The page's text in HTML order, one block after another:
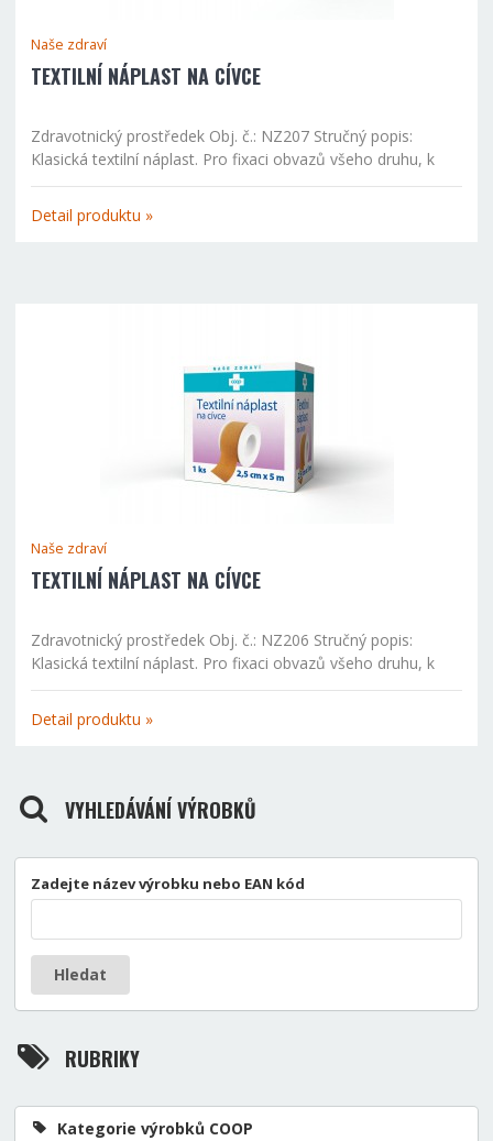
Naše zdraví
TEXTILNÍ NÁPLAST NA CÍVCE
Zdravotnický prostředek Obj. č.: NZ207 Stručný popis:
Klasická textilní náplast. Pro fixaci obvazů všeho druhu, k
upevnění sond, kanyl a podobně u pacientů s normální
citlivostí kůže. Při použití nutno dbát, aby pokožka byla...
Detail produktu »
Naše zdraví
TEXTILNÍ NÁPLAST NA CÍVCE
Zdravotnický prostředek Obj. č.: NZ206 Stručný popis:
Klasická textilní náplast. Pro fixaci obvazů všeho druhu, k
upevnění sond, kanyl a podobně u pacientů s normální
citlivostí kůže. Při použití nutno dbát, aby pokožka byla...
Detail produktu »
VYHLEDÁVÁNÍ VÝROBKŮ
Zadejte název výrobku nebo EAN kód
Hledat
RUBRIKY
Kategorie výrobků COOP